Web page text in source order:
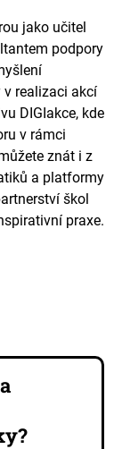
jako učitel
podpory
realizaci akcí
DIGIakce, kde
v rámci
znát i z
a platformy
škol
praxe.